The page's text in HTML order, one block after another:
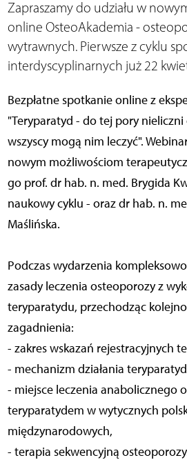
Zapraszamy do udziału w
online OsteoAkademia -
wytrawnych. Pierwsze z cyklu
interdyscyplinarnych już 22
Bezpłatne spotkanie online z
"Teryparatyd - do tej pory
wszyscy mogą nim leczyć".
nowym możliwościom
go prof. dr hab. n. med. Brygida
naukowy cyklu - oraz dr hab. n.
Maślińska.
Podczas wydarzenia
zasady leczenia osteoporozy z
teryparatydu, przechodząc
zagadnienia:
- zakres wskazań rejestracyjnych
- mechanizm działania
- miejsce leczenia anabolicznego
teryparatydem w wytycznych
międzynarodowych,
- terapia sekwencyjną